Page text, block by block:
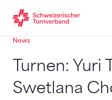
Zum Inhalt springen
Zur Sitemap navigieren
Zum Navigieren dieser
News
Turnen: Yuri
Swetlana